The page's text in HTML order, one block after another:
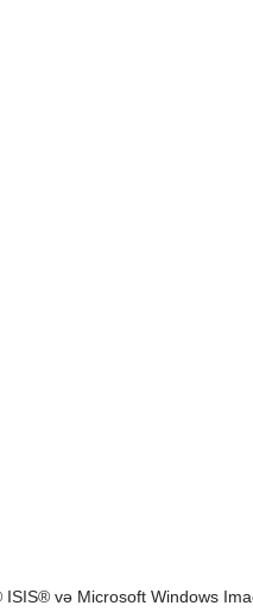
və Microsoft Windows